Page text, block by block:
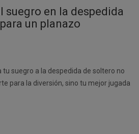
suegro en la despedida
un planazo
tu suegro a la despedida de soltero no
para la diversión, sino tu mejor jugada